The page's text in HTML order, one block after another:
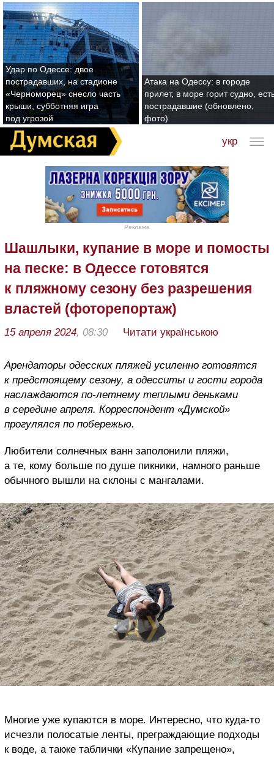
Удар по Одессе: двое
пострадавших, на стадионе
«Черноморец» снесло часть
крыши, субботняя игра
под угрозой
Атака на Одессу: в городе
прилет, в море горит судно,
пострадавшие (обновлено,
фото)
укр
Реклама
Шашлыки, купание в море и помосты
на песке: в Одессе готовятся
к пляжному сезону без разрешения
властей (фоторепортаж)
15 апреля 2024, 08:30 Читати українською
Арендаторы одесских пляжей усиленно готовятся
к предстоящему сезону, а одесситы и гости города
наслаждаются по-летнему теплыми деньками
в середине апреля. Корреспондент «Думской»
прогулялся по побережью.
Любители солнечных ванн заполонили пляжи,
а те, кому больше по душе пикники, намного раньше
обычного вышли на склоны с мангалами.
Многие уже купаются в море. Интересно, что куда-то
исчезли полосатые ленты, преграждающие подходы
к воде, а также таблички «Купание запрещено»,